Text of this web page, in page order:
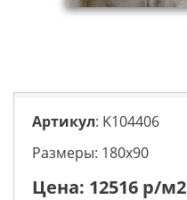
Артикул: K104406
Размеры: 180х90
Цена: 12516 р/м2